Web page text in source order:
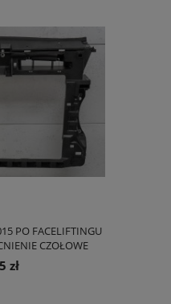
PO FACELIFTINGU
CZOŁOWE
zł